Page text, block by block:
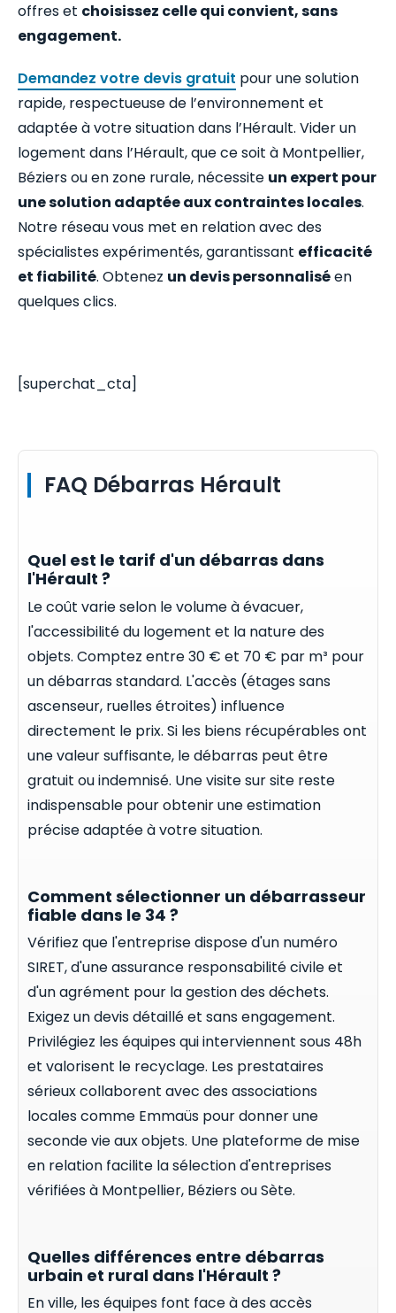
offres et choisissez celle qui convient, sans
engagement.
Demandez votre devis gratuit pour une solution
rapide, respectueuse de l’environnement et
adaptée à votre situation dans l’Hérault. Vider un
logement dans l’Hérault, que ce soit à Montpellier,
Béziers ou en zone rurale, nécessite un expert pour
une solution adaptée aux contraintes locales.
Notre réseau vous met en relation avec des
spécialistes expérimentés, garantissant efficacité
et fiabilité. Obtenez un devis personnaliséen
quelques clics.
[superchat_cta]
FAQ Débarras Hérault
Quel est le tarif d'un débarras dans
l'Hérault ?
Le coût varie selon le volume à évacuer,
l'accessibilité du logement et la nature des
objets. Comptez entre 30 € et 70 € par m³ pour
un débarras standard. L'accès (étages sans
ascenseur, ruelles étroites) influence
directement le prix. Si les biens récupérables ont
une valeur suffisante, le débarras peut être
gratuit ou indemnisé. Une visite sur site reste
indispensable pour obtenir une estimation
précise adaptée à votre situation.
Comment sélectionner un débarrasseur
fiable dans le 34 ?
Vérifiez que l'entreprise dispose d'un numéro
SIRET, d'une assurance responsabilité civile et
d'un agrément pour la gestion des déchets.
Exigez un devis détaillé et sans engagement.
Privilégiez les équipes qui interviennent sous 48h
et valorisent le recyclage. Les prestataires
sérieux collaborent avec des associations
locales comme Emmaüs pour donner une
seconde vie aux objets. Une plateforme de mise
en relation facilite la sélection d'entreprises
vérifiées à Montpellier, Béziers ou Sète.
Quelles différences entre débarras
urbain et rural dans l'Hérault ?
En ville, les équipes font face à des accès